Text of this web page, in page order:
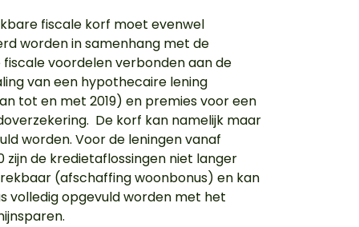
fiscale korf moet evenwel
worden in samenhang met de
voordelen verbonden aan de
van een hypothecaire lening
tot en met 2019) en premies voor een
De korf kan namelijk maar
worden. Voor de leningen vanaf
zijn de kredietaflossingen niet langer
(afschaffing woonbonus) en kan
volledig opgevuld worden met het